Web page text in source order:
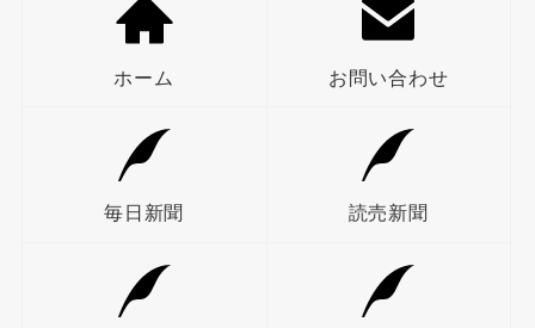
ホーム お問い合わせ
毎日新聞 読売新聞